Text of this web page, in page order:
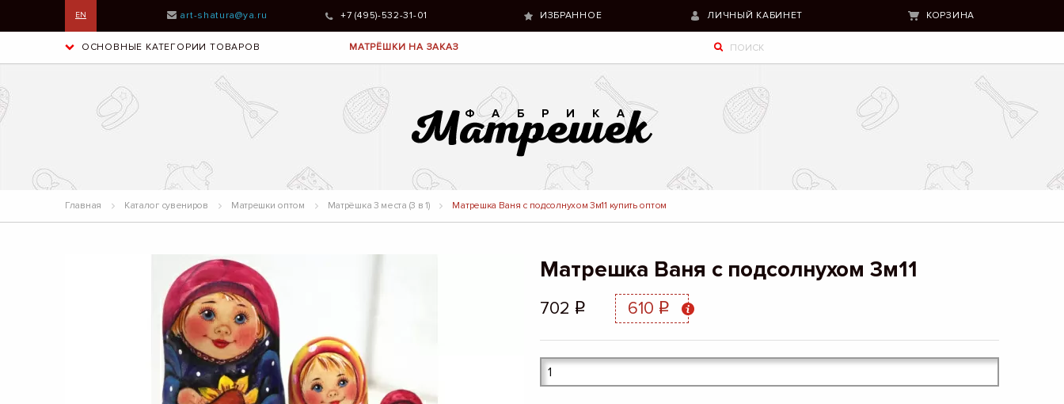
EN art-shatura@ya.ru +7 (495)-532-31-01 ИЗБРАННОЕ ЛИЧНЫЙ КАБИНЕТ КОРЗИНА
ОСНОВНЫЕ КАТЕГОРИИ ТОВАРОВ МАТРЁШКИ НА ЗАКАЗ
Главная Каталог сувениров Матрешки оптом Матрёшка 3 места (3 в 1) Матрешка Ваня с подсолнухом 3м11 купить оптом
Матрешка Ваня с подсолнухом 3м11
702 q 610 q